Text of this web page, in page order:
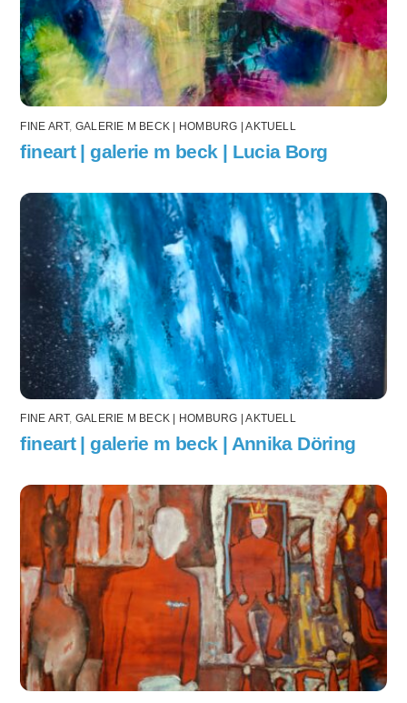
FINE ART, GALERIE M BECK | HOMBURG | AKTUELL
fineart | galerie m beck | Lucia Borg
FINE ART, GALERIE M BECK | HOMBURG | AKTUELL
fineart | galerie m beck | Annika Döring